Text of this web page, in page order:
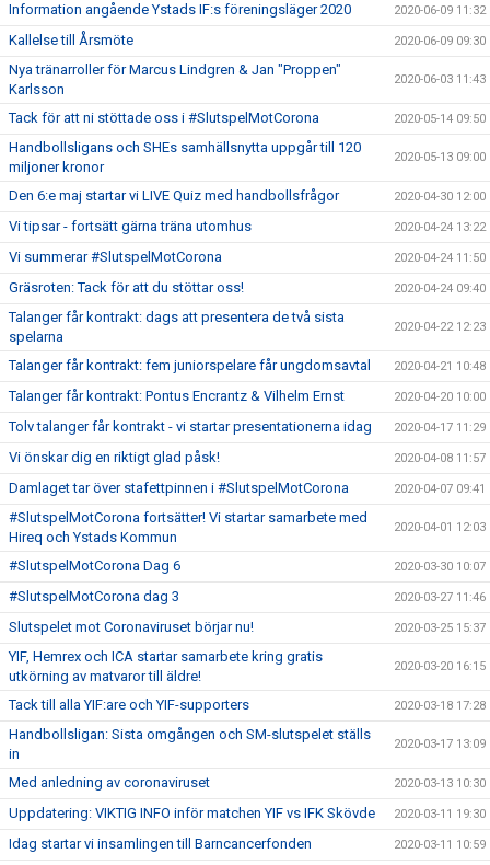
Information angående Ystads IF:s föreningsläger 2020 2020-06-09 11:32
Kallelse till Årsmöte 2020-06-09 09:30
Nya tränarroller för Marcus Lindgren & Jan "Proppen"
Karlsson
2020-06-03 11:43
Tack för att ni stöttade oss i #SlutspelMotCorona 2020-05-14 09:50
Handbollsligans och SHEs samhällsnytta uppgår till 120
miljoner kronor
2020-05-13 09:00
Den 6:e maj startar vi LIVE Quiz med handbollsfrågor 2020-04-30 12:00
Vi tipsar - fortsätt gärna träna utomhus 2020-04-24 13:22
Vi summerar #SlutspelMotCorona 2020-04-24 11:50
Gräsroten: Tack för att du stöttar oss! 2020-04-24 09:40
Talanger får kontrakt: dags att presentera de två sista
spelarna
2020-04-22 12:23
Talanger får kontrakt: fem juniorspelare får ungdomsavtal 2020-04-21 10:48
Talanger får kontrakt: Pontus Encrantz & Vilhelm Ernst 2020-04-20 10:00
Tolv talanger får kontrakt - vi startar presentationerna idag 2020-04-17 11:29
Vi önskar dig en riktigt glad påsk! 2020-04-08 11:57
Damlaget tar över stafettpinnen i #SlutspelMotCorona 2020-04-07 09:41
#SlutspelMotCorona fortsätter! Vi startar samarbete med
Hireq och Ystads Kommun
2020-04-01 12:03
#SlutspelMotCorona Dag 6 2020-03-30 10:07
#SlutspelMotCorona dag 3 2020-03-27 11:46
Slutspelet mot Coronaviruset börjar nu! 2020-03-25 15:37
YIF, Hemrex och ICA startar samarbete kring gratis
utkörning av matvaror till äldre!
2020-03-20 16:15
Tack till alla YIF:are och YIF-supporters 2020-03-18 17:28
Handbollsligan: Sista omgången och SM-slutspelet ställs
in
2020-03-17 13:09
Med anledning av coronaviruset 2020-03-13 10:30
Uppdatering: VIKTIG INFO inför matchen YIF vs IFK Skövde 2020-03-11 19:30
Idag startar vi insamlingen till Barncancerfonden 2020-03-11 10:59